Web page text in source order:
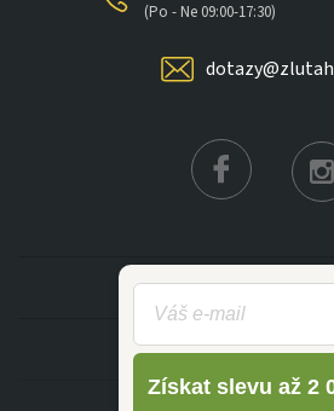
(Po - Ne 09:00-17:30)
KATEGORIE
INFORMACE
Získat slevu až 2